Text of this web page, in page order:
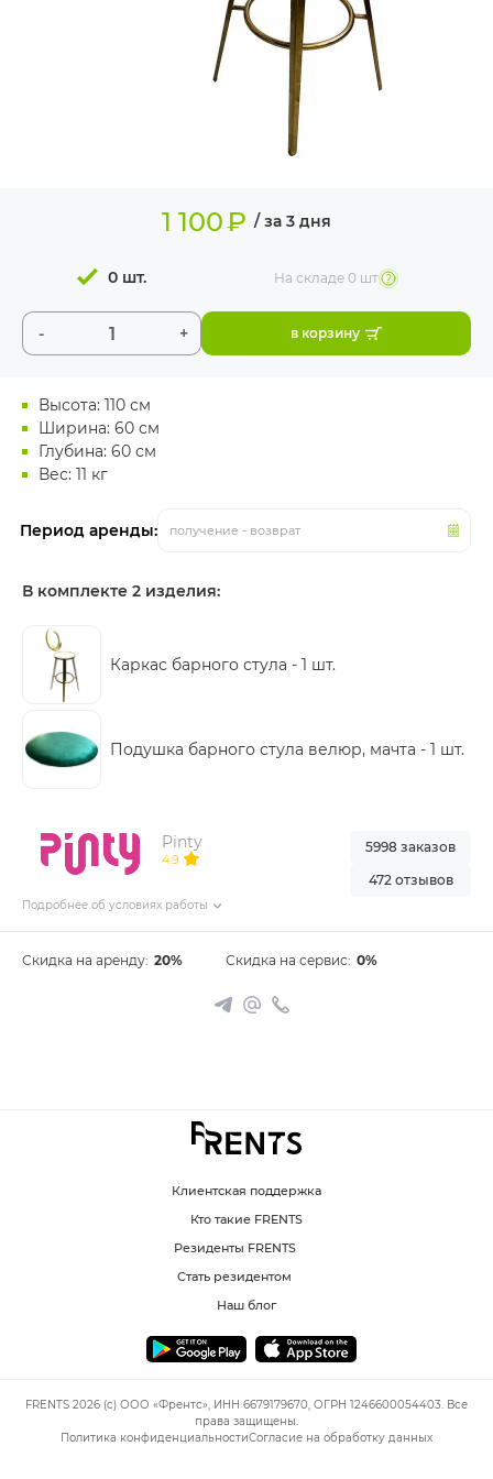
Высота: 110 см
Ширина: 60 см
Глубина: 60 см
Вес: 11 кг
Период аренды: получение - возврат
1 100₽ / за 3 дня
- +
0 шт. На складе0 шт
в корзину
В комплекте 2 изделия:
Каркас барного стула - 1 шт.
Подушка барного стула велюр, мачта - 1 шт.
Pinty
4.9
Подробнее об условиях работы
5998 заказов
472 отзывов
Скидка на аренду: 20% Скидка на сервис: 0%
Клиентская поддержка
Кто такие FRENTS
Резиденты FRENTS
Стать резидентом
Наш блог
FRENTS 2026 (c) ООО «Френтс», ИНН 6679179670, ОГРН 1246600054403. Все
права защищены.
Политика конфиденциальностиСогласие на обработку данных